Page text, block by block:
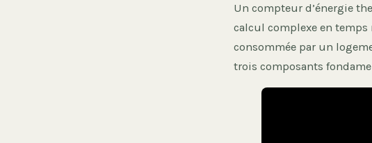
Un compteur d’énergie
calcul complexe en
consommée par un
trois composants